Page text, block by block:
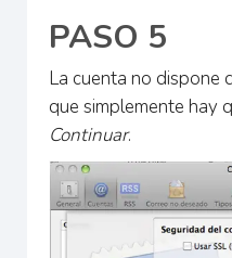
PASO 5
La cuenta no dispone
que simplemente hay
Continuar.